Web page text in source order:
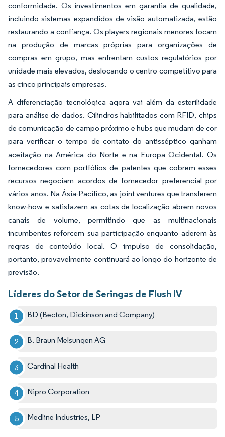
conformidade. Os investimentos em garantia de qualidade,
incluindo sistemas expandidos de visão automatizada, estão
restaurando a confiança. Os players regionais menores focam
na produção de marcas próprias para organizações de
compras em grupo, mas enfrentam custos regulatórios por
unidade mais elevados, deslocando o centro competitivo para
as cinco principais empresas.
A diferenciação tecnológica agora vai além da esterilidade
para análise de dados. Cilindros habilitados com RFID, chips
de comunicação de campo próximo e hubs que mudam de cor
para verificar o tempo de contato do antisséptico ganham
aceitação na América do Norte e na Europa Ocidental. Os
fornecedores com portfólios de patentes que cobrem esses
recursos negociam acordos de fornecedor preferencial por
vários anos. Na Ásia-Pacífico, as joint ventures que transferem
know-how e satisfazem as cotas de localização abrem novos
canais de volume, permitindo que as multinacionais
incumbentes reforcem sua participação enquanto aderem às
regras de conteúdo local. O impulso de consolidação,
portanto, provavelmente continuará ao longo do horizonte de
previsão.
Líderes do Setor de Seringas de Flush IV
BD (Becton, Dickinson and Company)
B. Braun Melsungen AG
Cardinal Health
Nipro Corporation
Medline Industries, LP